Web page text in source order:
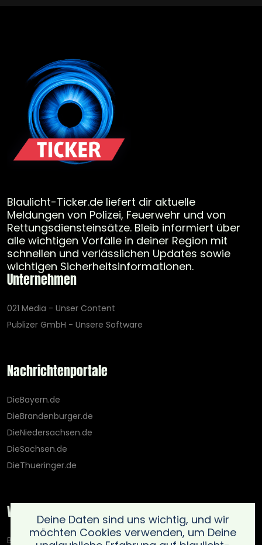
Blaulicht-Ticker.de liefert dir aktuelle
Meldungen von Polizei, Feuerwehr und von
Rettungsdiensteinsätze. Bleib informiert über
alle wichtigen Vorfälle in deiner Region mit
schnellen und verlässlichen Updates sowie
wichtigen Sicherheitsinformationen.
Unternehmen
021 Media - Unser Content
Publizer GmbH - Unsere Software
Nachrichtenportale
DieBayern.de
DieBrandenburger.de
DieNiedersachsen.de
DieSachsen.de
DieThueringer.de
Weitere Portale
Blaulicht-Ticker.de
Deine Daten sind uns wichtig, und wir
möchten Cookies verwenden, um Deine